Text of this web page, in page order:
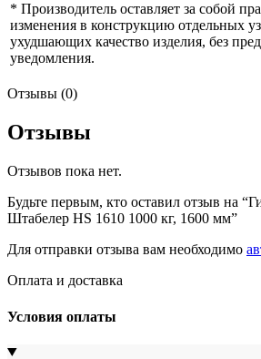
* Производитель оставляет за собой
изменения в конструкцию отдельных
ухудшающих качество изделия, без
уведомления.
Отзывы (0)
Отзывы
Отзывов пока нет.
Будьте первым, кто оставил отзыв на
Штабелер HS 1610 1000 кг, 1600 мм”
Для отправки отзыва вам необходимо
Оплата и доставка
Условия оплаты